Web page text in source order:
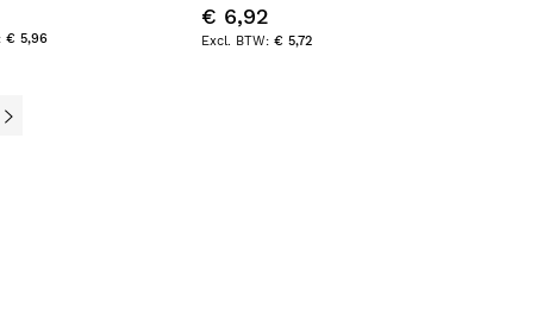
€ 5,96
Verloopkabel
€ 6,92
€ 5,72